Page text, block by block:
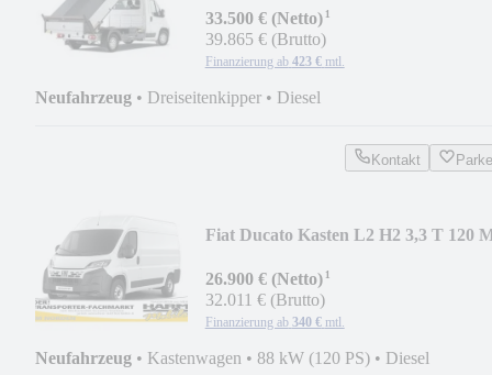
33.500 € (Netto)¹
39.865 € (Brutto)
Finanzierung ab 423 € mtl.
Neufahrzeug • Dreiseitenkipper • Diesel
Kontakt
Fiat Ducato Kasten L2 H2 3,3 T 120
26.900 € (Netto)¹
32.011 € (Brutto)
Finanzierung ab 340 € mtl.
Neufahrzeug • Kastenwagen • 88 kW (120 PS) • Diesel